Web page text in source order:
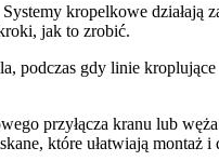
kropelkowe działają
jak to zrobić.
podczas gdy linie kroplujące
przyłącza kranu lub
które ułatwiają montaż i